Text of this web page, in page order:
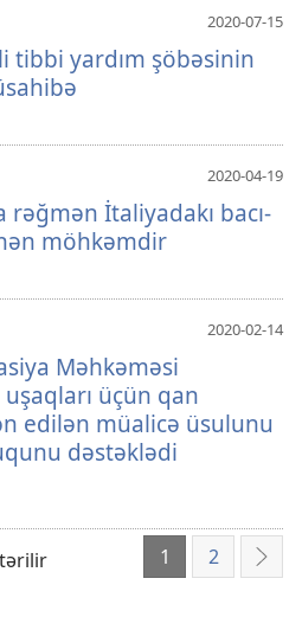
2020-07-15
tibbi yardım şöbəsinin
2020-04-19
rəğmən İtaliyadakı bacı-
möhkəmdir
2020-02-14
Məhkəməsi
üçün qan
edilən müalicə üsulunu
dəstəklədi
1 2